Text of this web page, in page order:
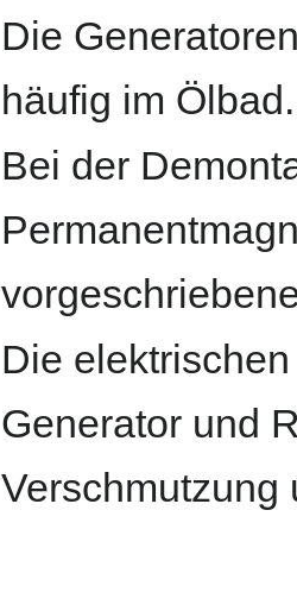
Die
häufig im Ölbad.
Bei der
Die
Generator und
Verschmutzung